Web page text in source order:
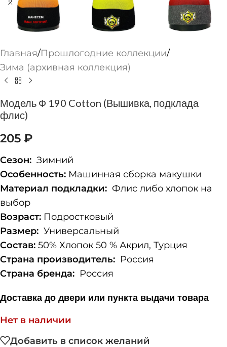
Главная/Прошлогодние коллекции/
Зима (архивная коллекция)
Модель Ф 190 Cotton (Вышивка, подклада
флис)
205 ₽
Сезон: Зимний
Особенность: Машинная сборка макушки
Материал подкладки: Флис либо хлопок на
выбор
Возраст: Подростковый
Размер: Универсальный
Состав: 50% Хлопок 50 % Акрил, Турция
Страна производитель: Россия
Страна бренда: Россия
Доставка до двери или пункта выдачи товара
Нет в наличии
Добавить в список желаний